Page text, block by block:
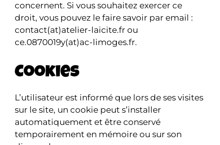
concernent. Si vous souhaitez exercer ce
droit, vous pouvez le faire savoir par email :
contact(at)atelier-laicite.fr ou
ce.0870019y(at)ac-limoges.fr.
Cookies
L’utilisateur est informé que lors de ses visites
sur le site, un cookie peut s’installer
automatiquement et être conservé
temporairement en mémoire ou sur son